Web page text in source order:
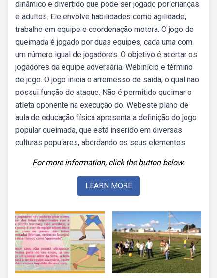
dinâmico e divertido que pode ser jogado por crianças
e adultos. Ele envolve habilidades como agilidade,
trabalho em equipe e coordenação motora. O jogo de
queimada é jogado por duas equipes, cada uma com
um número igual de jogadores. O objetivo é acertar os
jogadores da equipe adversária. Webinício e término
de jogo. O jogo inicia o arremesso de saída, o qual não
possui função de ataque. Não é permitido queimar o
atleta oponente na execução do. Webeste plano de
aula de educação física apresenta a definição do jogo
popular queimada, que está inserido em diversas
culturas populares, abordando os seus elementos.
For more information, click the button below.
LEARN MORE